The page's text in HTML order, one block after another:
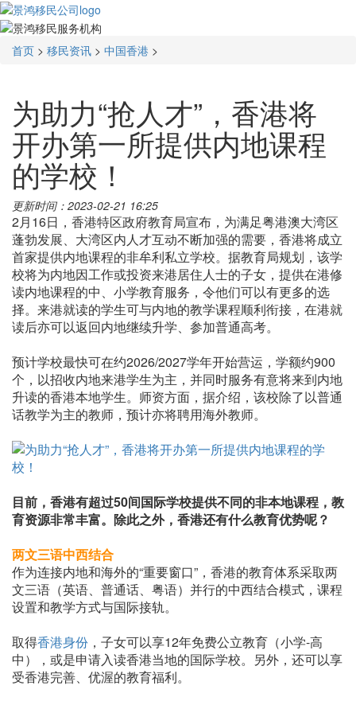
首页 > 移民资讯 > 中国香港 >
为助力“抢人才”，香港将
开办第一所提供内地课程
的学校！
更新时间：2023-02-21 16:25
2月16日，香港特区政府教育局宣布，为满足粤港澳大湾区
蓬勃发展、大湾区内人才互动不断加强的需要，香港将成立
首家提供内地课程的非牟利私立学校。据教育局规划，该学
校将为内地因工作或投资来港居住人士的子女，提供在港修
读内地课程的中、小学教育服务，令他们可以有更多的选
择。来港就读的学生可与内地的教学课程顺利衔接，在港就
读后亦可以返回内地继续升学、参加普通高考。
预计学校最快可在约2026/2027学年开始营运，学额约900
个，以招收内地来港学生为主，并同时服务有意将来到内地
升读的香港本地学生。师资方面，据介绍，该校除了以普通
话教学为主的教师，预计亦将聘用海外教师。
目前，香港有超过50间国际学校提供不同的非本地课程，教
育资源非常丰富。除此之外，香港还有什么教育优势呢？
两文三语中西结合
作为连接内地和海外的“重要窗口”，香港的教育体系采取两
文三语（英语、普通话、粤语）并行的中西结合模式，课程
设置和教学方式与国际接轨。
取得香港身份 ，子女可以享12年免费公立教育（小学-高
中），或是申请入读香港当地的国际学校。另外，还可以享
受香港完善、优渥的教育福利。